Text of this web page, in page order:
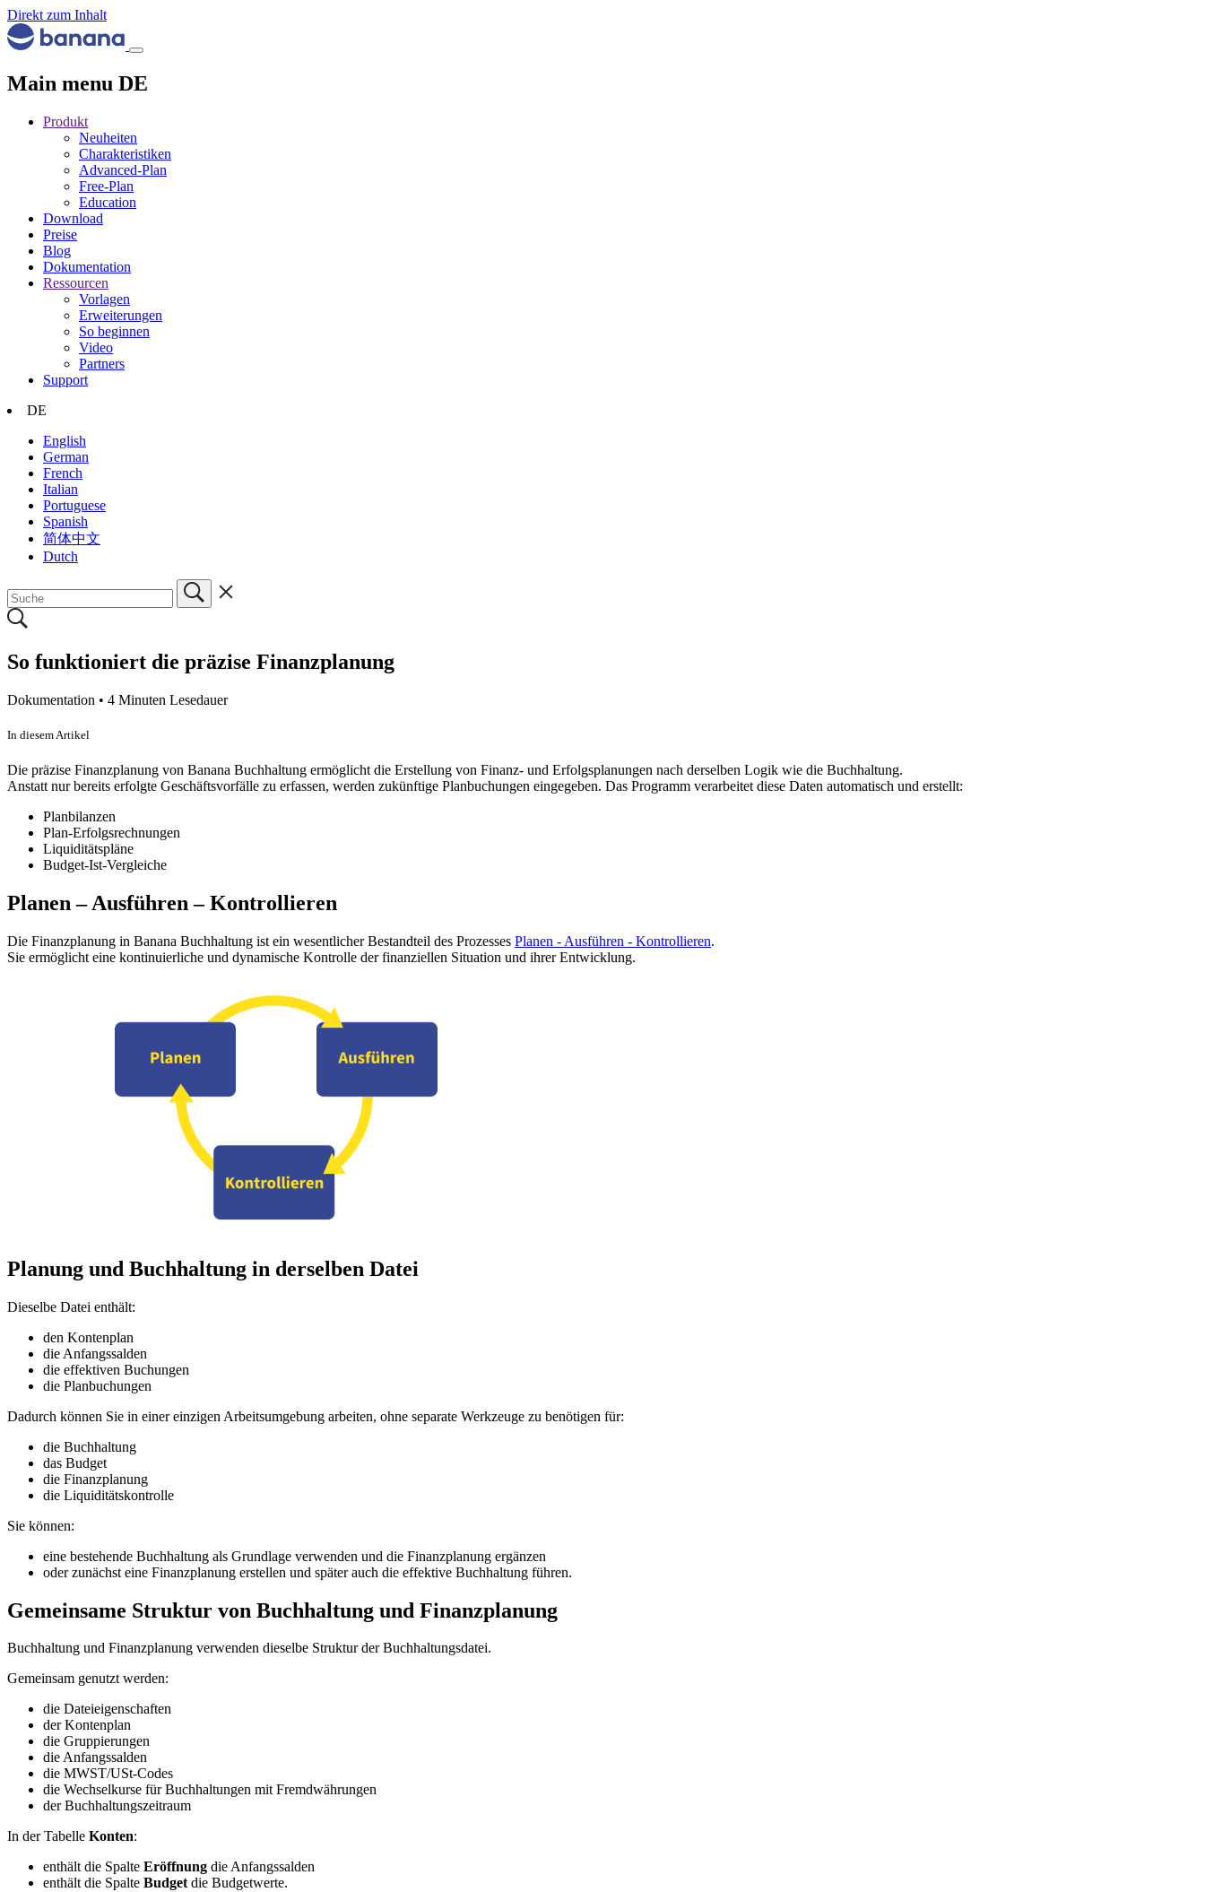
Direkt zum Inhalt
Main menu DE
Produkt
Neuheiten
Charakteristiken
Advanced-Plan
Free-Plan
Education
Download
Preise
Blog
Dokumentation
Ressourcen
Vorlagen
Erweiterungen
So beginnen
Video
Partners
Support
DE
English
German
French
Italian
Portuguese
Spanish
简体中文
Dutch
So funktioniert die präzise Finanzplanung
Dokumentation • 4 Minuten Lesedauer
In diesem Artikel
Die präzise Finanzplanung von Banana Buchhaltung ermöglicht die Erstellung von Finanz- und Erfolgsplanungen nach derselben Logik wie die Buchhaltung.
Anstatt nur bereits erfolgte Geschäftsvorfälle zu erfassen, werden zukünftige Planbuchungen eingegeben. Das Programm verarbeitet diese Daten automatisch und erstellt:
Planbilanzen
Plan-Erfolgsrechnungen
Liquiditätspläne
Budget-Ist-Vergleiche
Planen – Ausführen – Kontrollieren
Die Finanzplanung in Banana Buchhaltung ist ein wesentlicher Bestandteil des Prozesses Planen - Ausführen - Kontrollieren.
Sie ermöglicht eine kontinuierliche und dynamische Kontrolle der finanziellen Situation und ihrer Entwicklung.
Planung und Buchhaltung in derselben Datei
Dieselbe Datei enthält:
den Kontenplan
die Anfangssalden
die effektiven Buchungen
die Planbuchungen
Dadurch können Sie in einer einzigen Arbeitsumgebung arbeiten, ohne separate Werkzeuge zu benötigen für:
die Buchhaltung
das Budget
die Finanzplanung
die Liquiditätskontrolle
Sie können:
eine bestehende Buchhaltung als Grundlage verwenden und die Finanzplanung ergänzen
oder zunächst eine Finanzplanung erstellen und später auch die effektive Buchhaltung führen.
Gemeinsame Struktur von Buchhaltung und Finanzplanung
Buchhaltung und Finanzplanung verwenden dieselbe Struktur der Buchhaltungsdatei.
Gemeinsam genutzt werden:
die Dateieigenschaften
der Kontenplan
die Gruppierungen
die Anfangssalden
die MWST/USt-Codes
die Wechselkurse für Buchhaltungen mit Fremdwährungen
der Buchhaltungszeitraum
In der Tabelle Konten:
enthält die Spalte Eröffnung die Anfangssalden
enthält die Spalte Budgetdie Budgetwerte.